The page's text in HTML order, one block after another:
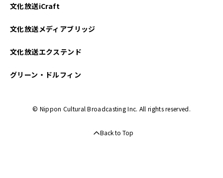
2025年01月
2024年12月
2024年11月
文化放送iCraft
文化放送メディアブリッジ
文化放送エクステンド
グリーン・ドルフィン
© Nippon Cultural Broadcasting Inc. All rights reserved.
Back to Top